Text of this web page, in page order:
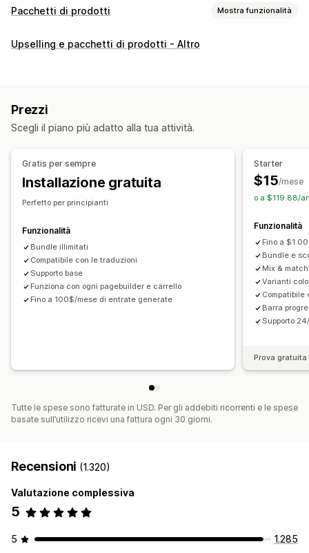
Pacchetti di prodotti Mostra funzionalità
Tipi di pacchetti
Mistery box
Box in abbonamento Pacchetti all’ingrosso
Spesso acquistati insieme
Prodotti digitali
Prodotti fisici Pacchetti personalizzati
Prezzi fissi Prezzi a più livelli Scaglioni di quantità Sconti
Sconti sui volumi
Sconti percentuali
Sconti sul carrello Spedizione gratuita
Paga uno, prendi due Abbonamenti
Prezzi in blocco
Prezzi all’ingrosso
Prezzi dinamici Prezzi personalizzati
Upselling e pacchetti di prodotti - Altro
Prezzi
Scegli il piano più adatto alla tua attività.
Gratis per sempre
Installazione gratuita
Perfetto per principianti
Funzionalità
Bundle illimitati
Compatibile con le traduzioni
Supporto base
Funziona con ogni pagebuilder e carrello
Fino a 100$/mese di entrate generate
Starter
$15/mese
o a $119.88/
Funzionalità
Fino a
Bundle e
Mix &
Varianti
Compatibile
Barra
Supporto
Prova
Tutte le spese sono fatturate in USD. Per gli addebiti ricorrenti e le spese
basate sull’utilizzo ricevi una fattura ogni 30 giorni.
Recensioni (1.320)
Valutazione complessiva
5
5
1.285